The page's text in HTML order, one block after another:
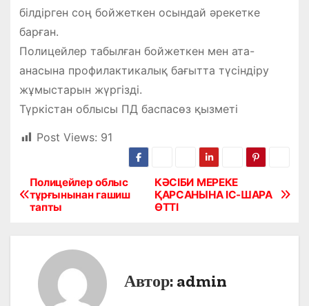
білдірген соң бойжеткен осындай әрекетке
барған.
Полицейлер табылған бойжеткен мен ата-
анасына профилактикалық бағытта түсіндіру
жұмыстарын жүргізді.
Түркістан облысы ПД баспасөз қызметі
Post Views: 91
Н
КӘСІБИ МЕРЕКЕ
ҚАРСАНЫНА ІС-ШАРА
ӨТТІ
Полицейлер облыс
тұрғынынан гашиш
тапты
Автор: admin